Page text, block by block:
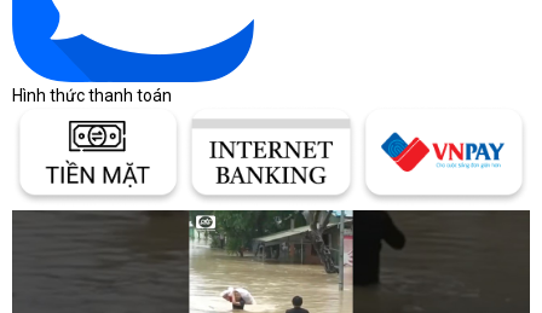
Hình thức thanh toán